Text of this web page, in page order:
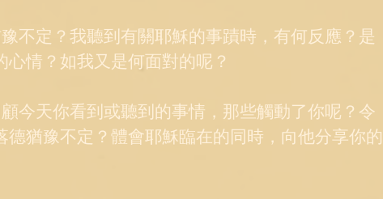
不定？我聽到有關耶穌的事蹟時，有何反應？是
情？如我又是何面對的呢？
今天你看到或聽到的事情，那些觸動了你呢？令
德猶豫不定？體會耶穌臨在的同時，向他分享你的